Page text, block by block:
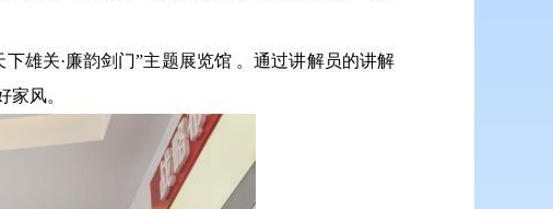
雄关·廉韵剑门”主题展览馆 。通过讲解员的讲解
风。